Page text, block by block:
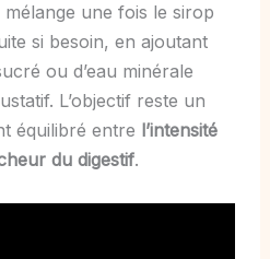
une fois le sirop
si besoin, en ajoutant
ou d’eau minérale
L’objectif reste un
équilibré entre l’intensité
du digestif.